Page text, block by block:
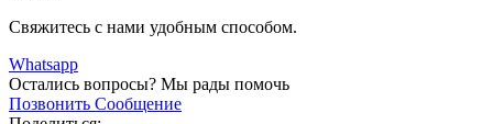
Свяжитесь с нами удобным способом.
Whatsapp
Остались вопросы? Мы рады помочь
Позвонить Сообщение